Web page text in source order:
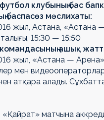
клубының бас
баспасөз мәслихаты:
жыл, Астана, «Астана
15:30 — 15:50
командасының ашық
жыл, «Астана —
мен
атқара алады.
матчына